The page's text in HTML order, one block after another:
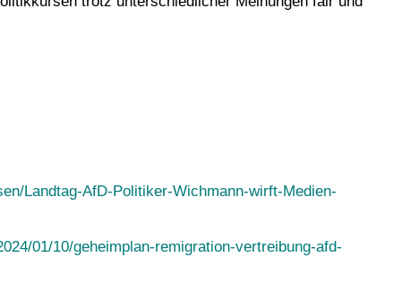
Landtag-AfD-Politiker-Wichmann-wirft-Medien-
01/10/geheimplan-remigration-vertreibung-afd-